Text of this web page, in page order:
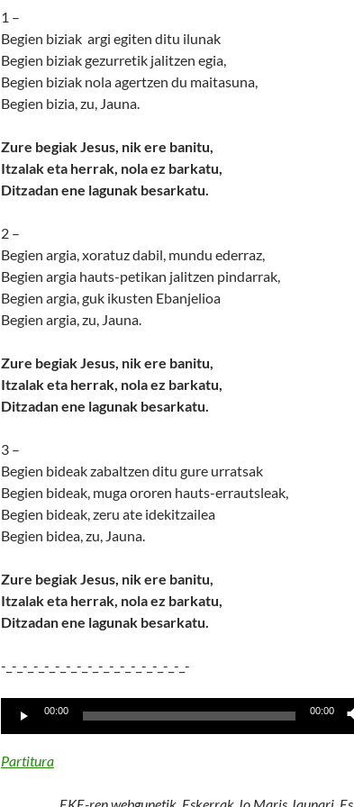
1 –
Begien biziak argi egiten ditu ilunak
Begien biziak gezurretik jalitzen egia,
Begien biziak nola agertzen du maitasuna,
Begien bizia, zu, Jauna.
Zure begiak Jesus, nik ere banitu,
Itzalak eta herrak, nola ez barkatu,
Ditzadan ene lagunak besarkatu.
2 –
Begien argia, xoratuz dabil, mundu ederraz,
Begien argia hauts-petikan jalitzen pindarrak,
Begien argia, guk ikusten Ebanjelioa
Begien argia, zu, Jauna.
Zure begiak Jesus, nik ere banitu,
Itzalak eta herrak, nola ez barkatu,
Ditzadan ene lagunak besarkatu.
3 –
Begien bideak zabaltzen ditu gure urratsak
Begien bideak, muga ororen hauts-errautsleak,
Begien bideak, zeru ate idekitzailea
Begien bidea, zu, Jauna.
Zure begiak Jesus, nik ere banitu,
Itzalak eta herrak, nola ez barkatu,
Ditzadan ene lagunak besarkatu.
-_-_-_-_-_-_-_-_-_-_-_-_-_-_-_-_-_-
Lecteur00:00 00:00
Partitura